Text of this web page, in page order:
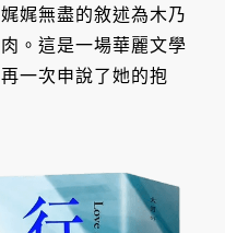
娓無盡的敘述為木乃
。這是一場華麗文學
一次申說了她的抱